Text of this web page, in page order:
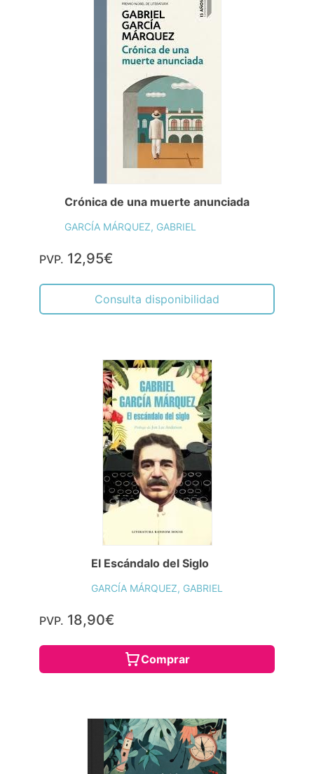
Crónica de una muerte anunciada
GARCÍA MÁRQUEZ, GABRIEL
PVP. 12,95€
Consulta disponibilidad
El Escándalo del Siglo
GARCÍA MÁRQUEZ, GABRIEL
PVP. 18,90€
Comprar